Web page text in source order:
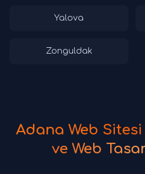
Yalova
Zonguldak
Adana Web Sitesi
ve Web